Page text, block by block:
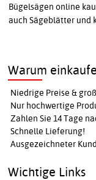
Bügelsägen online
auch Sägeblätter und
Warum
Niedrige Preise &
Nur hochwertige
Zahlen Sie 14 Tage
Schnelle Lieferung!
Ausgezeichneter
Wichtige Links